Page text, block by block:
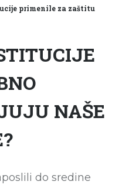
primenile za zaštitu
NAŠE
do sredine